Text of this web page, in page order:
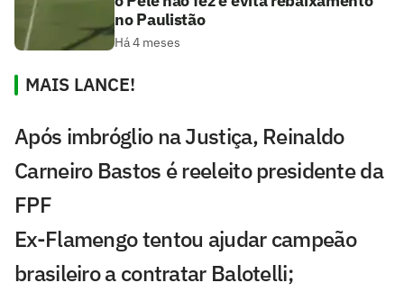
no Paulistão
Há 4 meses
MAIS LANCE!
Após imbróglio na Justiça, Reinaldo
Carneiro Bastos é reeleito presidente da
FPF
Ex-Flamengo tentou ajudar campeão
brasileiro a contratar Balotelli;